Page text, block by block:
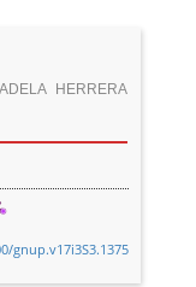
HERRERA
gnup.v17i3S3.1375